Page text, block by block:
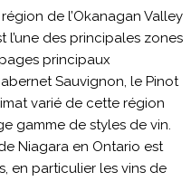
de l’Okanagan Valley
des principales zones
principaux
Sauvignon, le Pinot
varié de cette région
gamme de styles de vin.
Niagara en Ontario est
en particulier les vins de